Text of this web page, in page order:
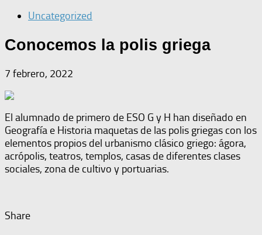
Uncategorized
Conocemos la polis griega
7 febrero, 2022
El alumnado de primero de ESO G y H han diseñado en
Geografía e Historia maquetas de las polis griegas con los
elementos propios del urbanismo clásico griego: ágora,
acrópolis, teatros, templos, casas de diferentes clases
sociales, zona de cultivo y portuarias.
Share